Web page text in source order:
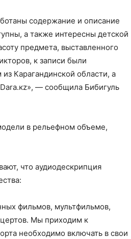
содержание и описание
а также интересны детской
предмета, выставленного
к записи были
Карагандинской области, а
— сообщила Бибигуль
в рельефном объеме,
что аудиодескрипция
фильмов, мультфильмов,
Мы приходим к
необходимо включать в свои